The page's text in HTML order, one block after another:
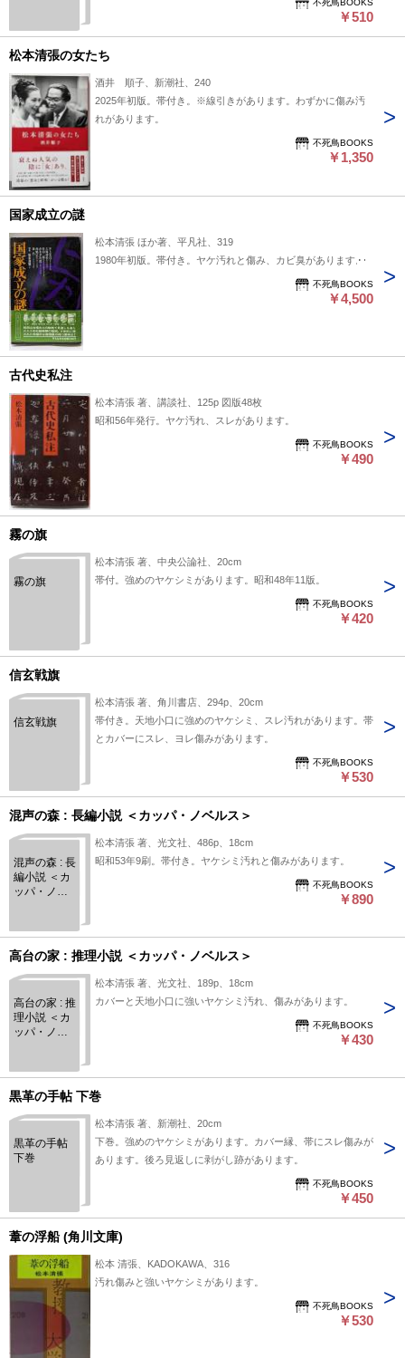
不死鳥BOOKS
￥510
松本清張の女たち
酒井 順子、新潮社、240
2025年初版。帯付き。※線引きがあります。わずかに傷み汚
れがあります。
不死鳥BOOKS
￥1,350
国家成立の謎
松本清張 ほか著、平凡社、319
1980年初版。帯付き。ヤケ汚れと傷み、カビ臭があります。
不死鳥BOOKS
￥4,500
古代史私注
松本清張 著、講談社、125p 図版48枚
昭和56年発行。ヤケ汚れ、スレがあります。
不死鳥BOOKS
￥490
霧の旗
霧の旗
松本清張 著、中央公論社、20cm
帯付。強めのヤケシミがあります。昭和48年11版。
不死鳥BOOKS
￥420
信玄戦旗
信玄戦旗
松本清張 著、角川書店、294p、20cm
帯付き。天地小口に強めのヤケシミ、スレ汚れがあります。帯
とカバーにスレ、ヨレ傷みがあります。
不死鳥BOOKS
￥530
混声の森 : 長編小説 ＜カッパ・ノベルス＞
混声の森 : 長
編小説 ＜カ
ッパ・ノベ
松本清張 著、光文社、486p、18cm
昭和53年9刷。帯付き。ヤケシミ汚れと傷みがあります。
不死鳥BOOKS
￥890
高台の家 : 推理小説 ＜カッパ・ノベルス＞
高台の家 : 推
理小説 ＜カ
ッパ・ノベ
松本清張 著、光文社、189p、18cm
カバーと天地小口に強いヤケシミ汚れ、傷みがあります。
不死鳥BOOKS
￥430
黒革の手帖 下巻
黒革の手帖
下巻
松本清張 著、新潮社、20cm
下巻。強めのヤケシミがあります。カバー縁、帯にスレ傷みが
あります。後ろ見返しに剥がし跡があります。
不死鳥BOOKS
￥450
葦の浮船 (角川文庫)
松本 清張、KADOKAWA、316
汚れ傷みと強いヤケシミがあります。
不死鳥BOOKS
￥530